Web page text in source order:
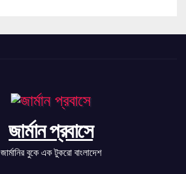
জার্মান প্রবাসে
জার্মানির বুকে এক টুকরো বাংলাদেশ